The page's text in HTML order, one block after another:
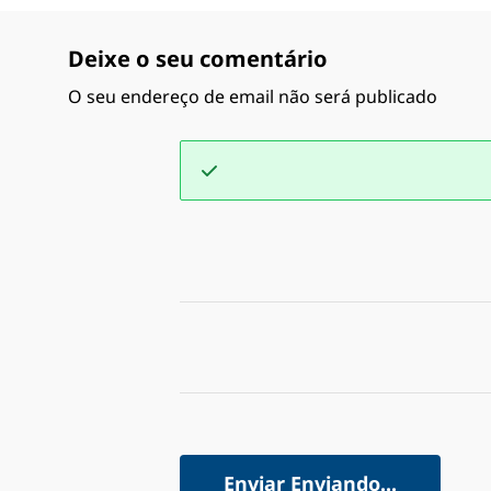
Deixe o seu comentário
O seu endereço de email não será publicado
Enviar Enviando...